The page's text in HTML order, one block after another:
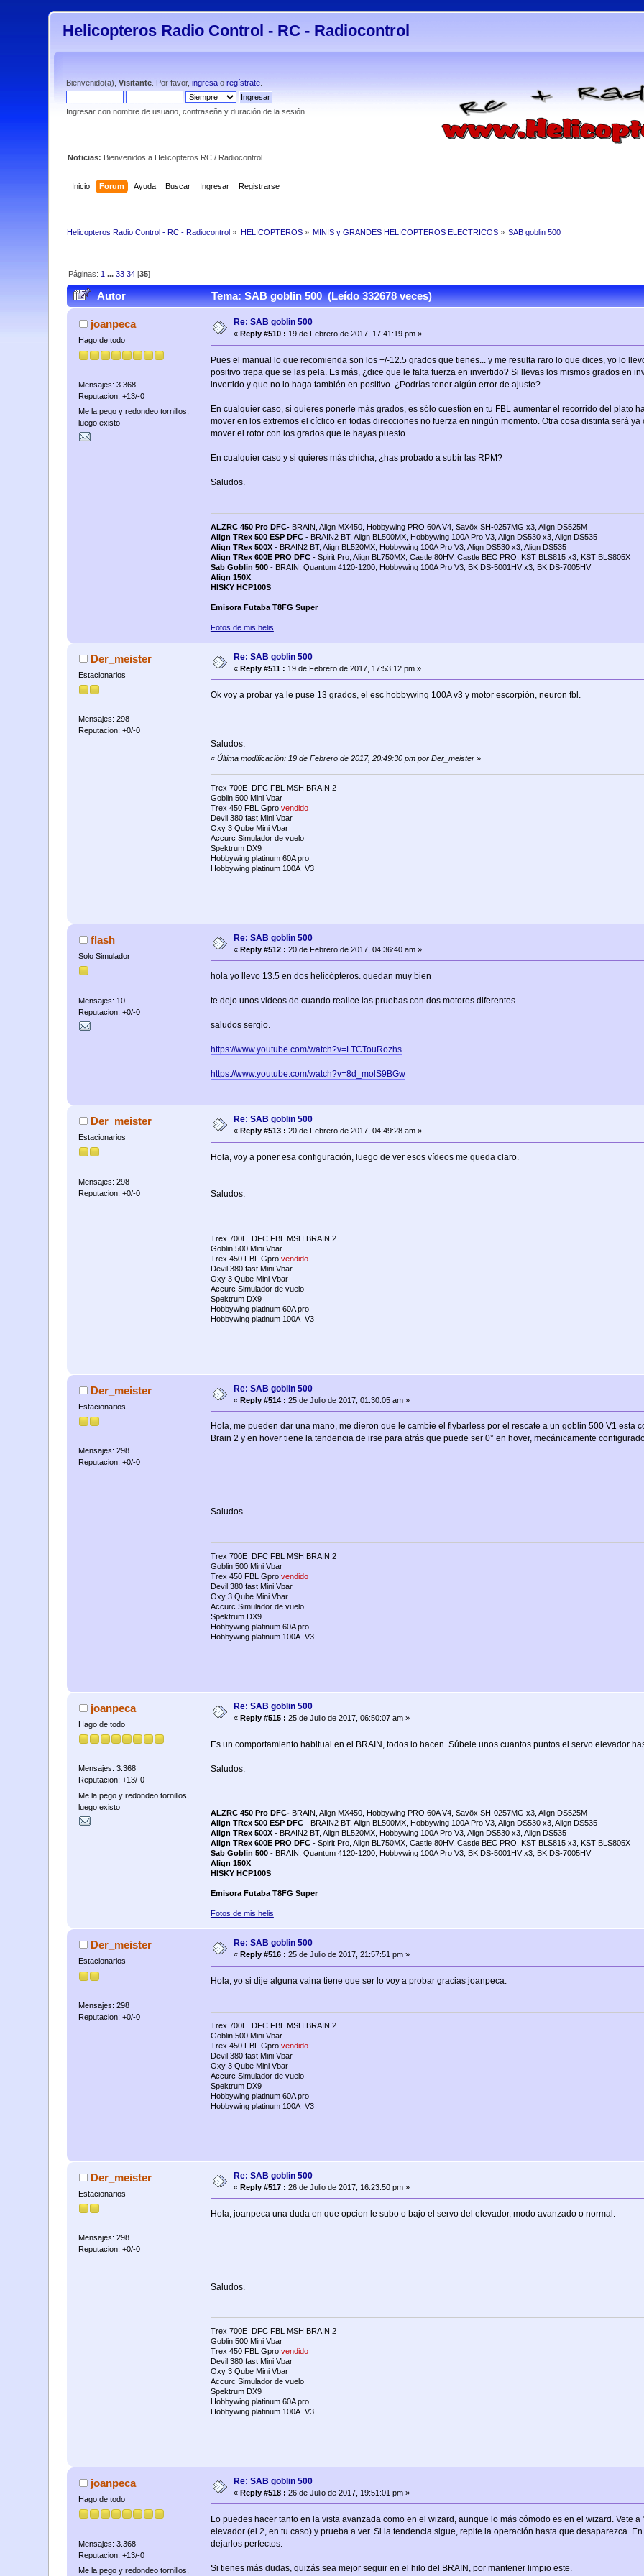
Helicopteros Radio Control - RC - Radiocontrol
Bienvenido(a),Visitante . Por favor,ingresa oregístrate
Ingresar con nombre de usuario, contraseña y duración de la sesión
Noticias: Bienvenidos a Helicopteros RC / Radiocontrol
Inicio Forum Ayuda Buscar Ingresar Registrarse
Helicopteros Radio Control - RC - Radiocontrol » HELICOPTEROS» MINIS y GRANDES HELICOPTEROS ELECTRICOS » SAB goblin 500
Páginas: 1 ...33 34 [35]
Autor Tema: SAB goblin 500 (Leído 332678 veces)
joanpeca
Hago de todo
Mensajes: 3.368
Reputacion: +13/-0
Me la pego y redondeo tornillos,
luego existo
Re: SAB goblin 500
« Reply #510 : 19 de Febrero de 2017, 17:41:19 pm »
Pues el manual lo que recomienda son los +/-12.5 grados que tienes... y me resulta raro lo que dices, yo lo
positivo trepa que se las pela. Es más, ¿dice que le falta fuerza en invertido? Si llevas los mismos grados en
invertido y que no lo haga también en positivo. ¿Podrías tener algún error de ajuste?
En cualquier caso, si quieres ponerle más grados, es sólo cuestión en tu FBL aumentar el recorrido del plato
mover en los extremos el cíclico en todas direcciones no fuerza en ningún momento. Otra cosa distinta será
mover el rotor con los grados que le hayas puesto.
En cualquier caso y si quieres más chicha, ¿has probado a subir las RPM?
Saludos.
ALZRC 450 Pro DFC- BRAIN, Align MX450, Hobbywing PRO 60A V4, Savöx SH-0257MG x3, Align DS525M
Align TRex 500 ESP DFC- BRAIN2 BT, Align BL500MX, Hobbywing 100A Pro V3, Align DS530 x3, Align DS535
Align TRex 500X- BRAIN2 BT, Align BL520MX, Hobbywing 100A Pro V3, Align DS530 x3, Align DS535
Align TRex 600E PRO DFC- Spirit Pro, Align BL750MX, Castle 80HV, Castle BEC PRO, KST BLS815 x3, KST BLS805X
Sab Goblin 500- BRAIN, Quantum 4120-1200, Hobbywing 100A Pro V3, BK DS-5001HV x3, BK DS-7005HV
Align 150X
HISKY HCP100S
Emisora Futaba T8FG Super
Fotos de mis helis
Der_meister
Estacionarios
Mensajes: 298
Reputacion: +0/-0
Re: SAB goblin 500
«Reply #511 : 19 de Febrero de 2017, 17:53:12 pm »
Ok voy a probar ya le puse 13 grados, el esc hobbywing 100A v3 y motor escorpión, neuron fbl.
Saludos.
« Última modificación: 19 de Febrero de 2017, 20:49:30 pm por Der_meister»
Trex 700E DFC FBL MSH BRAIN 2
Goblin 500 Mini Vbar
Trex 450 FBL Gpro vendido
Devil 380 fast Mini Vbar
Oxy 3 Qube Mini Vbar
Accurc Simulador de vuelo
Spektrum DX9
Hobbywing platinum 60A pro
Hobbywing platinum 100A V3
flash
Solo Simulador
Mensajes: 10
Reputacion: +0/-0
Re: SAB goblin 500
«Reply #512 : 20 de Febrero de 2017, 04:36:40 am »
hola yo llevo 13.5 en dos helicópteros. quedan muy bien
te dejo unos videos de cuando realice las pruebas con dos motores diferentes.
saludos sergio.
https://www.youtube.com/watch?v=LTCTouRozhs
https://www.youtube.com/watch?v=8d_molS9BGw
Der_meister
Estacionarios
Mensajes: 298
Reputacion: +0/-0
Re: SAB goblin 500
«Reply #513 : 20 de Febrero de 2017, 04:49:28 am »
Hola, voy a poner esa configuración, luego de ver esos vídeos me queda claro.
Saludos.
Trex 700E DFC FBL MSH BRAIN 2
Goblin 500 Mini Vbar
Trex 450 FBL Gpro vendido
Devil 380 fast Mini Vbar
Oxy 3 Qube Mini Vbar
Accurc Simulador de vuelo
Spektrum DX9
Hobbywing platinum 60A pro
Hobbywing platinum 100A V3
Der_meister
Estacionarios
Mensajes: 298
Reputacion: +0/-0
Re: SAB goblin 500
«Reply #514 : 25 de Julio de 2017, 01:30:05 am »
Hola, me pueden dar una mano, me dieron que le cambie el flybarless por el rescate a un goblin 500 V1 esta
Brain 2 y en hover tiene la tendencia de irse para atrás que puede ser 0° en hover, mecánicamente
Saludos.
Trex 700E DFC FBL MSH BRAIN 2
Goblin 500 Mini Vbar
Trex 450 FBL Gpro vendido
Devil 380 fast Mini Vbar
Oxy 3 Qube Mini Vbar
Accurc Simulador de vuelo
Spektrum DX9
Hobbywing platinum 60A pro
Hobbywing platinum 100A V3
joanpeca
Hago de todo
Mensajes: 3.368
Reputacion: +13/-0
Me la pego y redondeo tornillos,
luego existo
Re: SAB goblin 500
«Reply #515 : 25 de Julio de 2017, 06:50:07 am »
Es un comportamiento habitual en el BRAIN, todos lo hacen. Súbele unos cuantos puntos el servo elevador
Saludos.
ALZRC 450 Pro DFC- BRAIN, Align MX450, Hobbywing PRO 60A V4, Savöx SH-0257MG x3, Align DS525M
Align TRex 500 ESP DFC- BRAIN2 BT, Align BL500MX, Hobbywing 100A Pro V3, Align DS530 x3, Align DS535
Align TRex 500X- BRAIN2 BT, Align BL520MX, Hobbywing 100A Pro V3, Align DS530 x3, Align DS535
Align TRex 600E PRO DFC- Spirit Pro, Align BL750MX, Castle 80HV, Castle BEC PRO, KST BLS815 x3, KST BLS805X
Sab Goblin 500- BRAIN, Quantum 4120-1200, Hobbywing 100A Pro V3, BK DS-5001HV x3, BK DS-7005HV
Align 150X
HISKY HCP100S
Emisora Futaba T8FG Super
Fotos de mis helis
Der_meister
Estacionarios
Mensajes: 298
Reputacion: +0/-0
Re: SAB goblin 500
« Reply #516 : 25 de Julio de 2017, 21:57:51 pm »
Hola, yo si dije alguna vaina tiene que ser lo voy a probar gracias joanpeca.
Trex 700E DFC FBL MSH BRAIN 2
Goblin 500 Mini Vbar
Trex 450 FBL Gpro vendido
Devil 380 fast Mini Vbar
Oxy 3 Qube Mini Vbar
Accurc Simulador de vuelo
Spektrum DX9
Hobbywing platinum 60A pro
Hobbywing platinum 100A V3
Der_meister
Estacionarios
Mensajes: 298
Reputacion: +0/-0
Re: SAB goblin 500
«Reply #517 : 26 de Julio de 2017, 16:23:50 pm »
Hola, joanpeca una duda en que opcion le subo o bajo el servo del elevador, modo avanzado o normal.
Saludos.
Trex 700E DFC FBL MSH BRAIN 2
Goblin 500 Mini Vbar
Trex 450 FBL Gpro vendido
Devil 380 fast Mini Vbar
Oxy 3 Qube Mini Vbar
Accurc Simulador de vuelo
Spektrum DX9
Hobbywing platinum 60A pro
Hobbywing platinum 100A V3
joanpeca
Hago de todo
Mensajes: 3.368
Reputacion: +13/-0
Me la pego y redondeo tornillos,
Re: SAB goblin 500
«Reply #518 : 26 de Julio de 2017, 19:51:01 pm »
Lo puedes hacer tanto en la vista avanzada como en el wizard, aunque lo más cómodo es en el wizard. Vete
elevador (el 2, en tu caso) y prueba a ver. Si la tendencia sigue, repite la operación hasta que desaparezca.
dejarlos perfectos.
Si tienes más dudas, quizás sea mejor seguir en el hilo del BRAIN, por mantener limpio este.